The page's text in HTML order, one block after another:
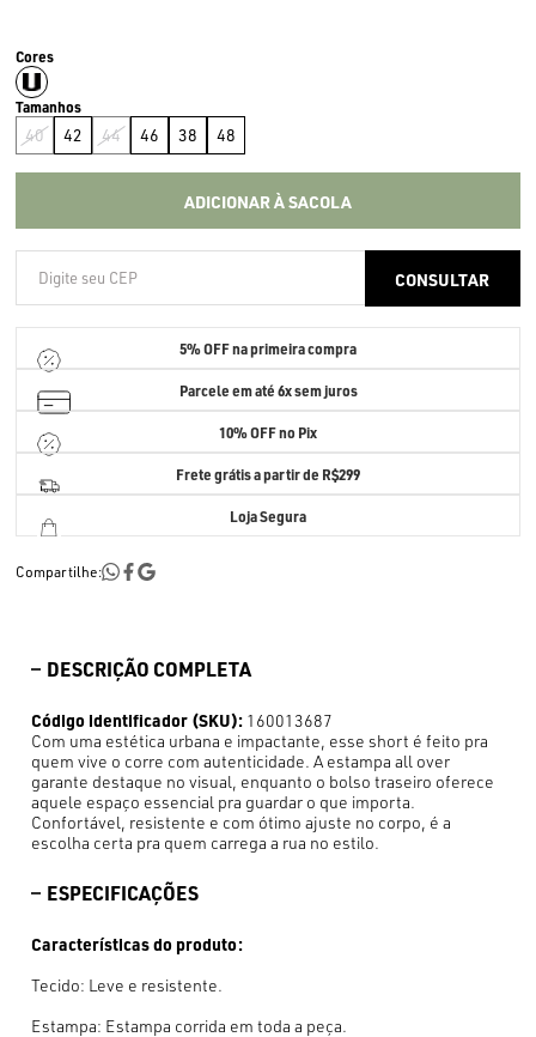
40 42 44 46 38 48
ADICIONAR À SACOLA
5% OFFna primeira compra
Parcele em até6x sem juros
10% OFF no Pix
Frete grátis a partir de R$299
Loja Segura
Compartilhe:
DESCRIÇÃO COMPLETA
Código identificador (SKU): 160013687
Com uma estética urbana e impactante, esse short é feito pra
quem vive o corre com autenticidade. A estampa all over
garante destaque no visual, enquanto o bolso traseiro oferece
aquele espaço essencial pra guardar o que importa.
Confortável, resistente e com ótimo ajuste no corpo, é a
escolha certa pra quem carrega a rua no estilo.
ESPECIFICAÇÕES
Características do produto:
Tecido: Leve e resistente.
Estampa: Estampa corrida em toda a peça.